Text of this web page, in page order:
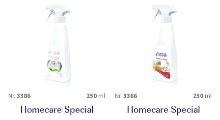
Nr. 3386 250 ml
Homecare Special
Nr. 3366 250 ml
Homecare Special